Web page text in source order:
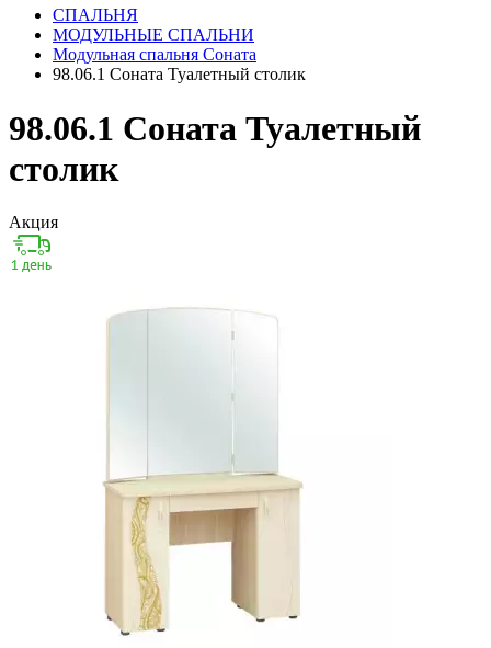
СПАЛЬНЯ
МОДУЛЬНЫЕ СПАЛЬНИ
Модульная спальня Соната
98.06.1 Соната Туалетный столик
98.06.1 Соната Туалетный
столик
Акция